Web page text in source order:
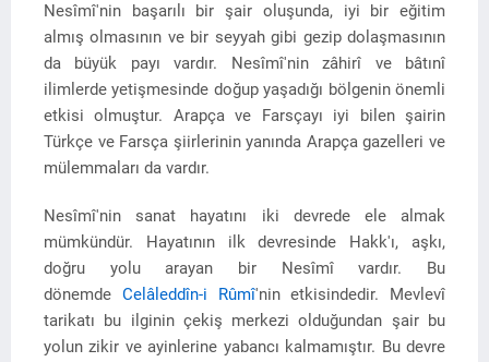
Nesîmî'nin başarılı bir şair oluşunda, iyi bir eğitim
almış olmasının ve bir seyyah gibi gezip dolaşmasının
da büyük payı vardır. Nesîmî'nin zâhirî ve bâtınî
ilimlerde yetişmesinde doğup yaşadığı bölgenin önemli
etkisi olmuştur. Arapça ve Farsçayı iyi bilen şairin
Türkçe ve Farsça şiirlerinin yanında Arapça gazelleri ve
mülemmaları da vardır.
Nesîmî'nin sanat hayatını iki devrede ele almak
mümkündür. Hayatının ilk devresinde Hakk'ı, aşkı,
doğru yolu arayan bir Nesîmî vardır. Bu
dönemde Celâleddîn-i Rûmî'nin etkisindedir. Mevlevî
tarikatı bu ilginin çekiş merkezi olduğundan şair bu
yolun zikir ve ayinlerine yabancı kalmamıştır. Bu devre